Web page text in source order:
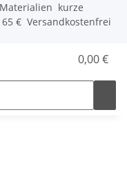
kurze
€ Versandkostenfrei
0,00 €